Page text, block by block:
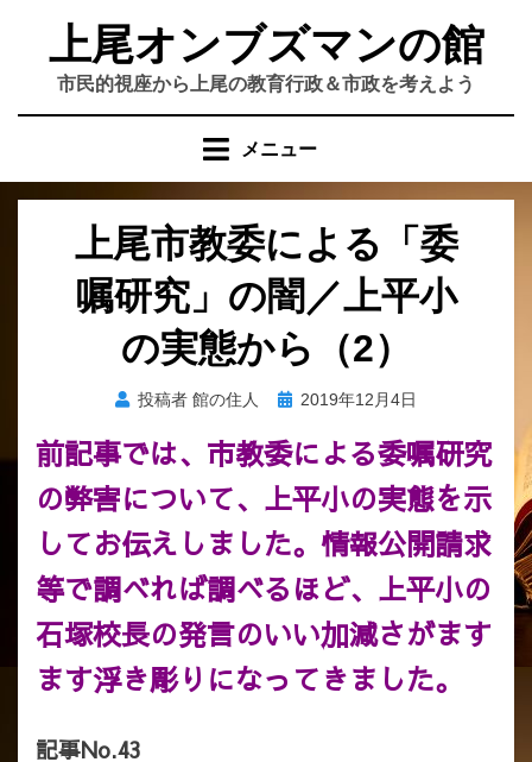
上尾オンブズマンの館
市民的視座から上尾の教育行政＆市政を考えよう
メニュー
上尾市教委による「委
嘱研究」の闇／上平小
の実態から（2）
投稿者 館の住人
投
日:
2019年12月4日
前記事では、市教委による委嘱研究
の弊害について、上平小の実態を示
してお伝えしました。情報公開請求
等で調べれば調べるほど、上平小の
石塚校長の発言のいい加減さがます
ます浮き彫りになってきました。
記事No.43